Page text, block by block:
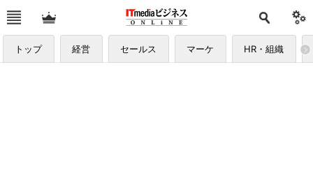
トップ 経営 セールス マーケ HR・組織